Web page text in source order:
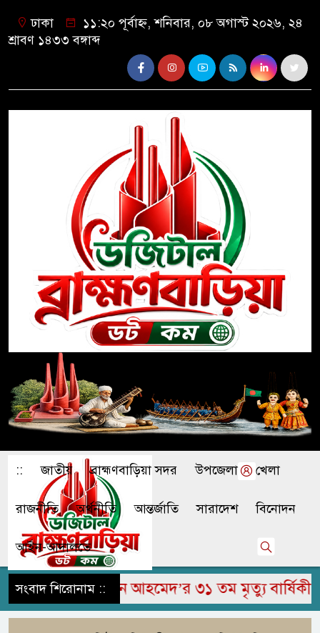
ঢাকা
১১:২০ পূর্বাহ্ন, শনিবার, ০৮ অগাস্ট ২০২৬, ২৪
শ্রাবণ ১৪৩৩ বঙ্গাব্দ
:: জাতীয় ব্রাহ্মণবাড়িয়া সদর উপজেলা খেলা
রাজনীতি অর্থনীতি আন্তর্জাতি সারাদেশ বিনোদন
আইন-আদালতে
সংবাদ শিরোনাম ::
জামির উদ্দিন আহমেদ’র ৩১ তম মৃত্যু বার্ষিকী